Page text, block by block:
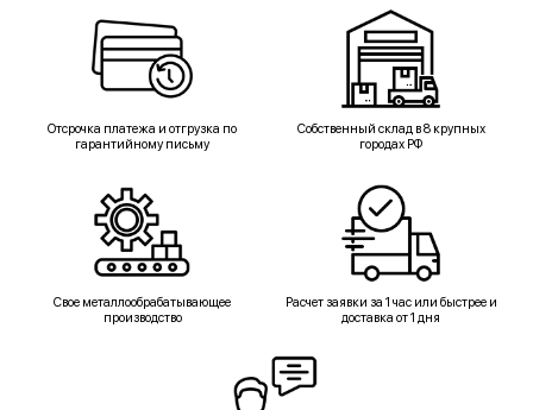
Отсрочка платежа и отгрузка по
гарантийному письму
Собственный склад в 8 крупных
городах РФ
Свое металлообрабатывающее
производство
Расчет заявки за 1 час или быстрее и
доставка от 1 дня